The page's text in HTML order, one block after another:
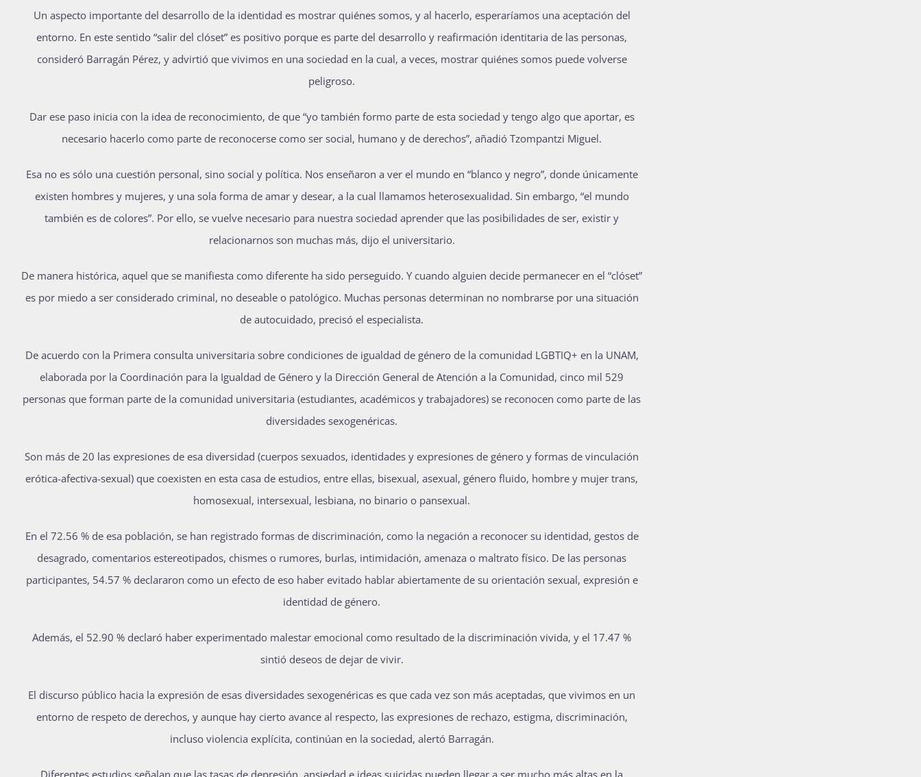
Un aspecto importante del desarrollo de la identidad es mostrar quiénes somos, y al hacerlo, esperaríamos una aceptación del
entorno. En este sentido “salir del clóset” es positivo porque es parte del desarrollo y reafirmación identitaria de las personas,
consideró Barragán Pérez, y advirtió que vivimos en una sociedad en la cual, a veces, mostrar quiénes somos puede volverse
peligroso.
Dar ese paso inicia con la idea de reconocimiento, de que “yo también formo parte de esta sociedad y tengo algo que aportar, es
necesario hacerlo como parte de reconocerse como ser social, humano y de derechos”, añadió Tzompantzi Miguel.
Esa no es sólo una cuestión personal, sino social y política. Nos enseñaron a ver el mundo en “blanco y negro”, donde únicamente
existen hombres y mujeres, y una sola forma de amar y desear, a la cual llamamos heterosexualidad. Sin embargo, “el mundo
también es de colores”. Por ello, se vuelve necesario para nuestra sociedad aprender que las posibilidades de ser, existir y
relacionarnos son muchas más, dijo el universitario.
De manera histórica, aquel que se manifiesta como diferente ha sido perseguido. Y cuando alguien decide permanecer en el “clóset”
es por miedo a ser considerado criminal, no deseable o patológico. Muchas personas determinan no nombrarse por una situación
de autocuidado, precisó el especialista.
De acuerdo con la Primera consulta universitaria sobre condiciones de igualdad de género de la comunidad LGBTIQ+ en la UNAM,
elaborada por la Coordinación para la Igualdad de Género y la Dirección General de Atención a la Comunidad, cinco mil 529
personas que forman parte de la comunidad universitaria (estudiantes, académicos y trabajadores) se reconocen como parte de las
diversidades sexogenéricas.
Son más de 20 las expresiones de esa diversidad (cuerpos sexuados, identidades y expresiones de género y formas de vinculación
erótica-afectiva-sexual) que coexisten en esta casa de estudios, entre ellas, bisexual, asexual, género fluido, hombre y mujer trans,
homosexual, intersexual, lesbiana, no binario o pansexual.
En el 72.56 % de esa población, se han registrado formas de discriminación, como la negación a reconocer su identidad, gestos de
desagrado, comentarios estereotipados, chismes o rumores, burlas, intimidación, amenaza o maltrato físico. De las personas
participantes, 54.57 % declararon como un efecto de eso haber evitado hablar abiertamente de su orientación sexual, expresión e
identidad de género.
Además, el 52.90 % declaró haber experimentado malestar emocional como resultado de la discriminación vivida, y el 17.47 %
sintió deseos de dejar de vivir.
El discurso público hacia la expresión de esas diversidades sexogenéricas es que cada vez son más aceptadas, que vivimos en un
entorno de respeto de derechos, y aunque hay cierto avance al respecto, las expresiones de rechazo, estigma, discriminación,
incluso violencia explícita, continúan en la sociedad, alertó Barragán.
Diferentes estudios señalan que las tasas de depresión, ansiedad e ideas suicidas pueden llegar a ser mucho más altas en la